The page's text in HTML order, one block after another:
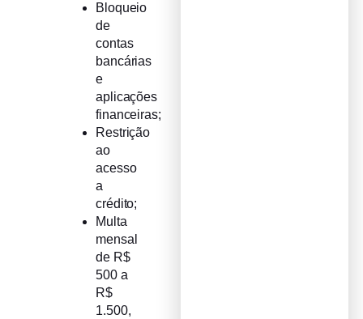
Bloqueio
de
contas
bancárias
e
aplicações
financeiras;
Restrição
ao
acesso
a
crédito;
Multa
mensal
de R$
500 a
R$
1.500,